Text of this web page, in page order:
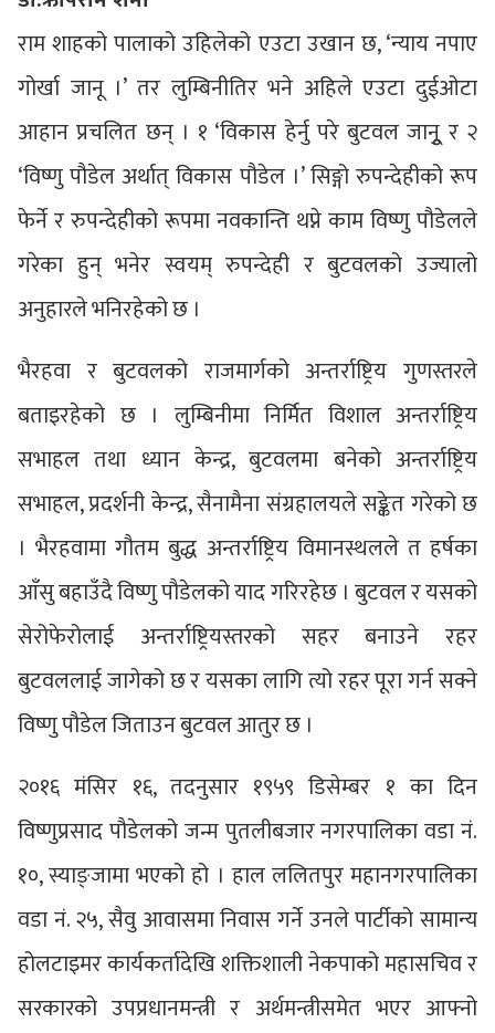
राम शाहको पालाको उहिलेको एउटा उखान छ, ‘न्याय नपाए
गोर्खा जानू ।’ तर लुम्बिनीतिर भने अहिले एउटा दुईओटा
आहान प्रचलित छन् । १ ‘विकास हेर्नु परे बुटवल जानुू र २
‘विष्णु पौडेल अर्थात् विकास पौडेल ।’ सिङ्गो रुपन्देहीको रूप
फेर्ने र रुपन्देहीको रूपमा नवकान्ति थप्ने काम विष्णु पौडेलले
गरेका हुन् भनेर स्वयम् रुपन्देही र बुटवलको उज्यालो
अनुहारले भनिरहेको छ ।
भैरहवा र बुटवलको राजमार्गको अन्तर्राष्ट्रिय गुणस्तरले
बताइरहेको छ । लुम्बिनीमा निर्मित विशाल अन्तर्राष्ट्रिय
सभाहल तथा ध्यान केन्द्र, बुटवलमा बनेको अन्तर्राष्ट्रिय
सभाहल, प्रदर्शनी केन्द्र, सैनामैना संग्रहालयले सङ्केत गरेको छ
। भैरहवामा गौतम बुद्ध अन्तर्राष्ट्रिय विमानस्थलले त हर्षका
आँसु बहाउँदै विष्णु पौडेलको याद गरिरहेछ । बुटवल र यसको
सेरोफेरोलाई अन्तर्राष्ट्रियस्तरको सहर बनाउने रहर
बुटवललाई जागेको छ र यसका लागि त्यो रहर पूरा गर्न सक्ने
विष्णु पौडेल जिताउन बुटवल आतुर छ ।
२०१६ मंसिर १६, तदनुसार १९५९ डिसेम्बर १ का दिन
विष्णुप्रसाद पौडेलको जन्म पुतलीबजार नगरपालिका वडा नं.
१०, स्याङ्जामा भएको हो । हाल ललितपुर महानगरपालिका
वडा नं. २५, सैवु आवासमा निवास गर्ने उनले पार्टीको सामान्य
होलटाइमर कार्यकर्तादेखि शक्तिशाली नेकपाको महासचिव र
सरकारको उपप्रधानमन्त्री र अर्थमन्त्रीसमेत भएर आफ्नो